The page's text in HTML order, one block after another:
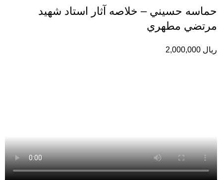
حماسه حسيني – خلاصه آثار استاد شهيد
مرتضي مطهري
ریال